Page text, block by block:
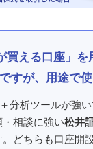
買える口座」を
すが、用途で使
分析ツールが強い
・相談に強い松井
どちらも口座開